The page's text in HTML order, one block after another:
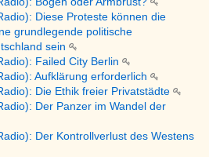
Diese Proteste können die
grundlegende politische
sein
Failed City Berlin
Aufklärung erforderlich
Die Ethik freier Privatstädte
Der Panzer im Wandel der
Der Kontrollverlust des Westens